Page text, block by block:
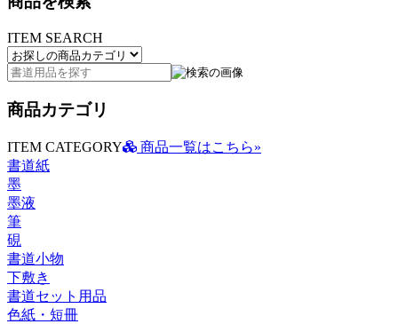
ITEM SEARCH
商品カテゴリ
ITEM CATEGORY
商品一覧はこちら»
書道紙
墨
墨液
筆
硯
書道小物
下敷き
書道セット用品
色紙・短冊